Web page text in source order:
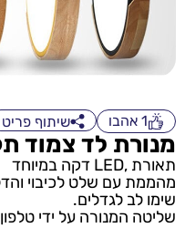
1 אהבו שיתוף פריט
מנורת לד צמוד
תאורת ,LED דקה במיוחד
מהממת עם שלט לכיבוי
שימו לב לגדלים.
שליטה המנורה על ידי